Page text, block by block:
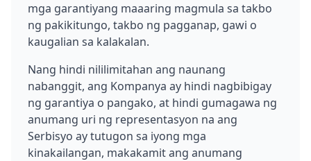
mga garantiyang maaaring magmula sa takbo
ng pakikitungo, takbo ng pagganap, gawi o
kaugalian sa kalakalan.
Nang hindi nililimitahan ang naunang
nabanggit, ang Kompanya ay hindi nagbibigay
ng garantiya o pangako, at hindi gumagawa ng
anumang uri ng representasyon na ang
Serbisyo ay tutugon sa iyong mga
kinakailangan, makakamit ang anumang